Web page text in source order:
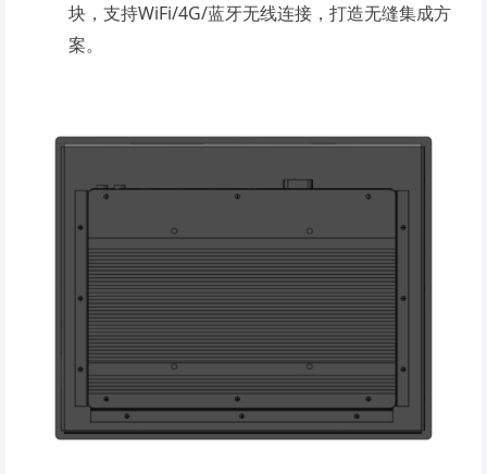
块，支持WiFi/4G/蓝牙无线连接，打造无缝集成方
案。